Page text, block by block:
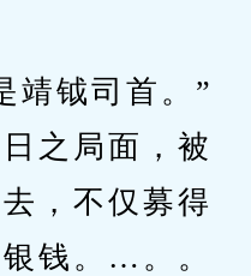
钺司首。”
之局面，被
，不仅募得
钱。…。。